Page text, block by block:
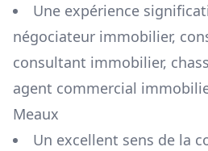
Une expérience
négociateur immobilier,
consultant immobilier,
agent commercial
Meaux
Un excellent sens de la